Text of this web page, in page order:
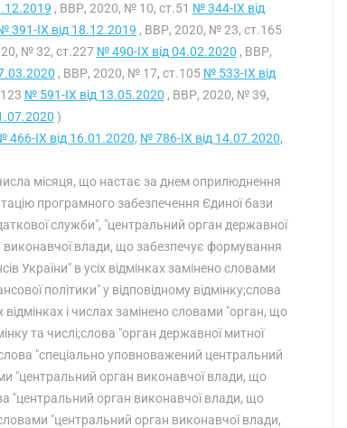
, ВВР, 2020, № 10, ст.51 № 344-IX від
391-IX від 18.12.2019 , ВВР, 2020, № 23, ст.165
№ 32, ст.227 № 490-IX від 04.02.2020 , ВВР,
, ВВР, 2020, № 17, ст.105 № 533-IX від
№ 591-IX від 13.05.2020 , ВВР, 2020, № 39,
)
466-IX від 16.01.2020, № 786-IX від 14.07.2020,
місяця, що настає за днем оприлюднення
програмного забезпечення Єдиної бази
служби", "центральний орган державної
виконавчої влади, що забезпечує формування
України" в усіх відмінках замінено словами
політики" у відповідному відмінку;слова
і числах замінено словами "орган, що
та числі;слова "орган державної митної
"спеціально уповноважений центральний
"центральний орган виконавчої влади, що
"центральний орган виконавчої влади, що
"центральний орган виконавчої влади,